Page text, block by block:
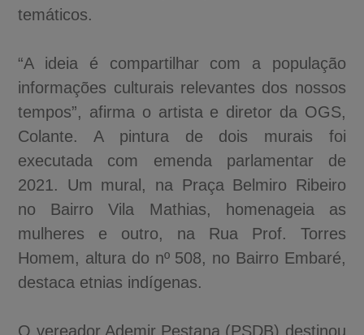
temáticos.
“A ideia é compartilhar com a população
informações culturais relevantes dos nossos
tempos”, afirma o artista e diretor da OGS,
Colante. A pintura de dois murais foi
executada com emenda parlamentar de
2021. Um mural, na Praça Belmiro Ribeiro
no Bairro Vila Mathias, homenageia as
mulheres e outro, na Rua Prof. Torres
Homem, altura do nº 508, no Bairro Embaré,
destaca etnias indígenas.
O vereador Ademir Pestana (PSDB) destinou